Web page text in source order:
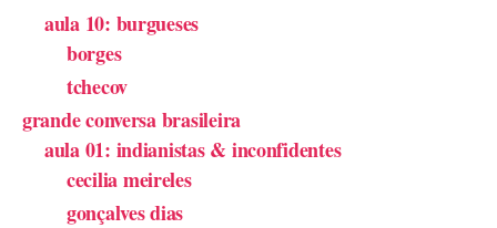
aula 10: burgueses
borges
tchecov
grande conversa brasileira
aula 01: indianistas & inconfidentes
cecilia meireles
gonçalves dias